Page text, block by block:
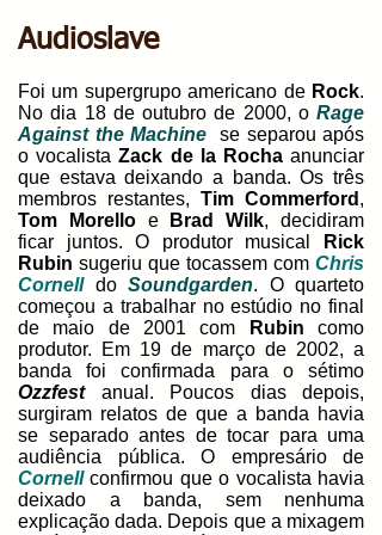
Audioslave
Foi um supergrupo americano de Rock.
No dia 18 de outubro de 2000, o Rage
Against the Machine se separou após
o vocalistaZack de la Rochaanunciar
que estava deixando a banda. Os três
membros restantes, Tim Commerford ,
Tom Morello e Brad Wilk, decidiram
ficar juntos. O produtor musical
Rick
Rubin sugeriu que tocassem com Chris
Cornelldo Soundgarden. O quarteto
começou a trabalhar no estúdio no final
de maio de 2001 com
Rubin como
produtor. Em 19 de março de 2002, a
banda foi confirmada para o sétimo
Ozzfestanual. Poucos dias depois,
surgiram relatos de que a banda havia
se separado antes de tocar para uma
audiência pública. O empresário de
Cornellconfirmou que o vocalista havia
deixado a banda, sem nenhuma
explicação dada. Depois que a mixagem